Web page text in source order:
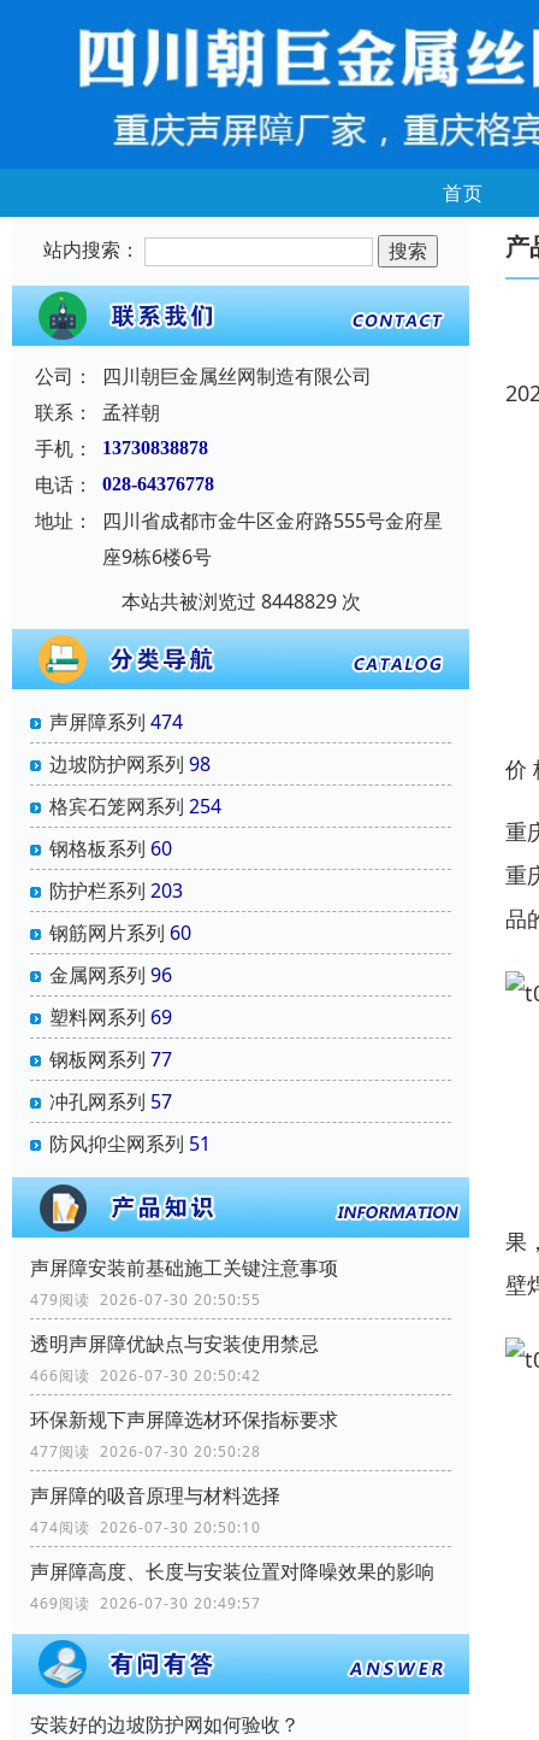
首页
站内搜索：
公司：
四川朝巨金属丝网制造有限公司
联系：
孟祥朝
手机：
13730838878
电话： 028-64376778
地址：
四川省成都市金牛区金府路555号金府星
座9栋6楼6号
本站共被浏览过 8448829 次
声屏障系列 474
边坡防护网系列 98
格宾石笼网系列 254
钢格板系列 60
防护栏系列 203
钢筋网片系列 60
金属网系列 96
塑料网系列 69
钢板网系列 77
冲孔网系列 57
防风抑尘网系列 51
声屏障安装前基础施工关键注意事项
479阅读 2026-07-30 20:50:55
透明声屏障优缺点与安装使用禁忌
466阅读 2026-07-30 20:50:42
环保新规下声屏障选材环保指标要求
477阅读 2026-07-30 20:50:28
声屏障的吸音原理与材料选择
474阅读 2026-07-30 20:50:10
声屏障高度、长度与安装位置对降噪效果的影响
469阅读 2026-07-30 20:49:57
安装好的边坡防护网如何验收？
产
价
重
重
品
果
壁